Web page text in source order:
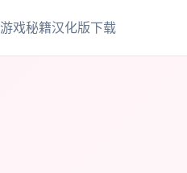
游戏秘籍汉化版下载